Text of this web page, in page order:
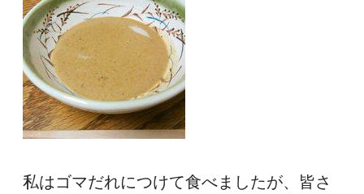
私はゴマだれにつけて食べましたが、皆さ